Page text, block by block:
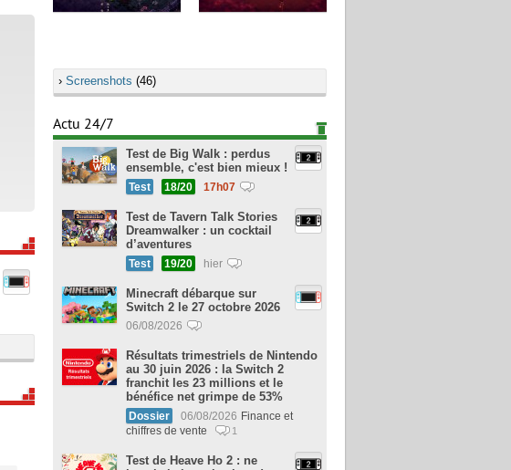
› Screenshots (46)
Actu 24/7
Test de Big Walk : perdus
ensemble, c'est bien mieux !
Test 18/20 17h07
Test de Tavern Talk Stories
Dreamwalker : un cocktail
d’aventures
Test 19/20 hier
Minecraft débarque sur
Switch 2 le 27 octobre 2026
06/08/2026
Résultats trimestriels de Nintendo
au 30 juin 2026 : la Switch 2
franchit les 23 millions et le
bénéfice net grimpe de 53%
Dossier 06/08/2026 Finance et
chiffres de vente
1
Test de Heave Ho 2 : ne